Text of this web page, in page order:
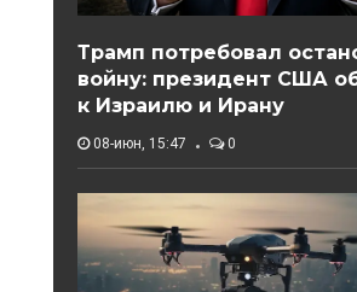
Трамп потребовал
войну: президент США
к Израилю и Ирану
08-июн, 15:47 0